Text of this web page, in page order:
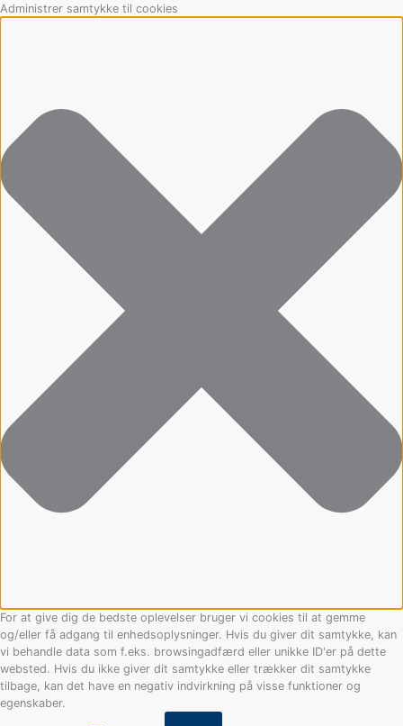
Administrer samtykke til cookies
For at give dig de bedste oplevelser bruger vi cookies til at gemme
og/eller få adgang til enhedsoplysninger. Hvis du giver dit samtykke, kan
vi behandle data som f.eks. browsingadfærd eller unikke ID'er på dette
websted. Hvis du ikke giver dit samtykke eller trækker dit samtykke
tilbage, kan det have en negativ indvirkning på visse funktioner og
egenskaber.
Funktionsdygtig
Præferencer
Statistikker
Marketing
Gå